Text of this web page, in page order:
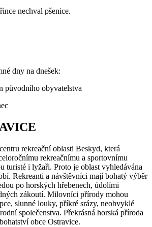
nechval pšenice.
dny na dnešek:
původního obyvatelstva
rekreační oblasti Beskyd, která
rekreačnímu a sportovnímu
turisté i lyžaři. Proto je oblast vyhledávána
Rekreanti a návštěvníci mají bohatý výběr
po horských hřebenech, údolími
zákoutí. Milovníci přírody mohou
slunné louky, příkré srázy, neobvyklé
společenstva. Překrásná horská příroda
obce Ostravice.